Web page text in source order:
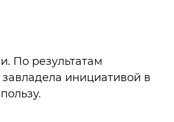
По результатам
инициативой в